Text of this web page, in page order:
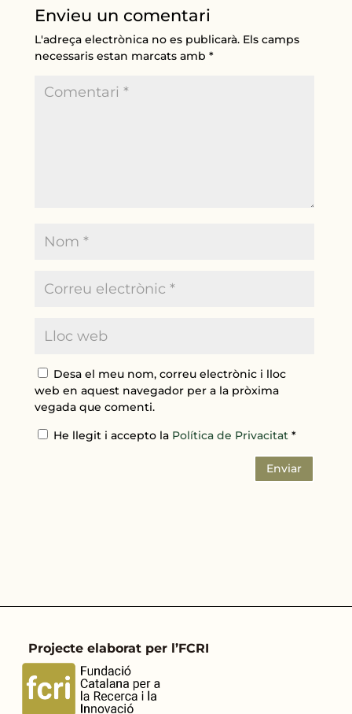
Envieu un comentari
L'adreça electrònica no es publicarà. Els camps
necessaris estan marcats amb*
Desa el meu nom, correu electrònic i lloc
web en aquest navegador per a la pròxima
vegada que comenti.
He llegit i accepto la Política de Privacitat*
Enviar
Projecte elaborat per l’FCRI